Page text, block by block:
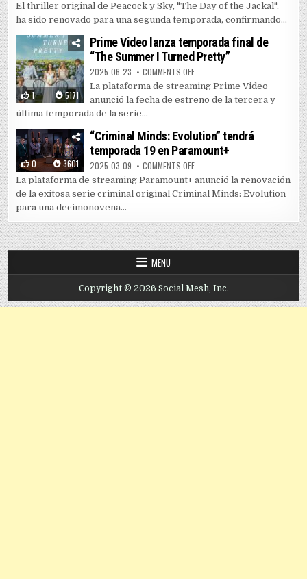
El thriller original de Peacock y Sky, "The Day of the Jackal",
ha sido renovado para una segunda temporada, confirmando...
1 5171
Prime Video lanza temporada final de
“The Summer I Turned Pretty”
2025-06-23 COMMENTS OFFON PRIME VIDEO LANZA
La plataforma de streaming Prime Video
anunció la fecha de estreno de la tercera y
última temporada de la serie...
0 3601
“Criminal Minds: Evolution” tendrá
temporada 19 en Paramount+
2025-03-09 COMMENTS OFFON “CRIMINAL MINDS:
La plataforma de streaming Paramount+ anunció la renovación
de la exitosa serie criminal original Criminal Minds: Evolution
para una decimonovena...
MENU
Copyright © 2026 Social Mesh, Inc.